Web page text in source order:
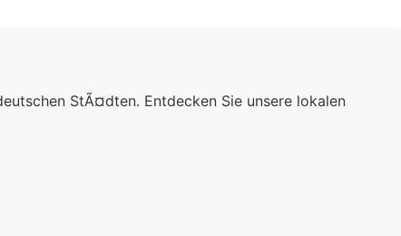
StÃ¤dten. Entdecken Sie unsere lokalen